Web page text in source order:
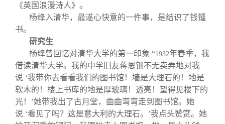
《英国浪漫诗人》。
杨绛入清华，最遂心快意的一件事，是结识了钱锺
书。
研究生
杨绛曾回忆对清华大学的第一印象 :“1932年春季，我
借读清华大学。我的中学旧友蒋恩钿不无卖弄地对我
说:‘我带你去看看我们的图书馆！墙是大理石的！地是
软木的！楼上书库的地是厚玻璃！透亮！望得见楼下的
光！’她带我出了古月堂，曲曲弯弯走到图书馆。她
说:‘看见了吗？这是意大利的大理石。’我点头赞赏。她